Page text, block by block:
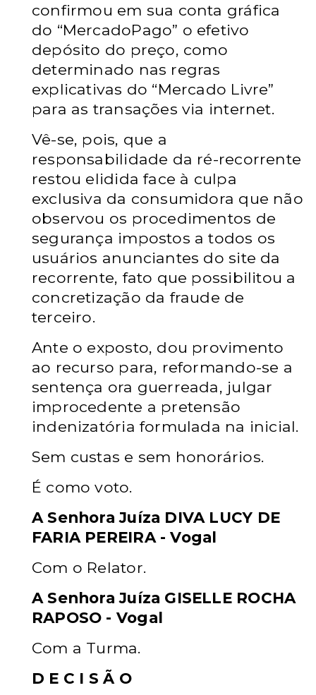
confirmou em sua conta gráfica
do “MercadoPago” o efetivo
depósito do preço, como
determinado nas regras
explicativas do “Mercado Livre”
para as transações via internet.
Vê-se, pois, que a
responsabilidade da ré-recorrente
restou elidida face à culpa
exclusiva da consumidora que não
observou os procedimentos de
segurança impostos a todos os
usuários anunciantes do site da
recorrente, fato que possibilitou a
concretização da fraude de
terceiro.
Ante o exposto, dou provimento
ao recurso para, reformando-se a
sentença ora guerreada, julgar
improcedente a pretensão
indenizatória formulada na inicial.
Sem custas e sem honorários.
É como voto.
A Senhora Juíza DIVA LUCY DE
FARIA PEREIRA - Vogal
Com o Relator.
A Senhora Juíza GISELLE ROCHA
RAPOSO - Vogal
Com a Turma.
D E C I S Ã O